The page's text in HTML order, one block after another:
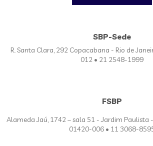
SBP-Sede
R. Santa Clara, 292 Copacabana - Rio de
012 • 21 2548-1999
FSBP
Alameda Jaú, 1742 – sala 51 - Jardim Paulista -
01420-006 • 11 3068-